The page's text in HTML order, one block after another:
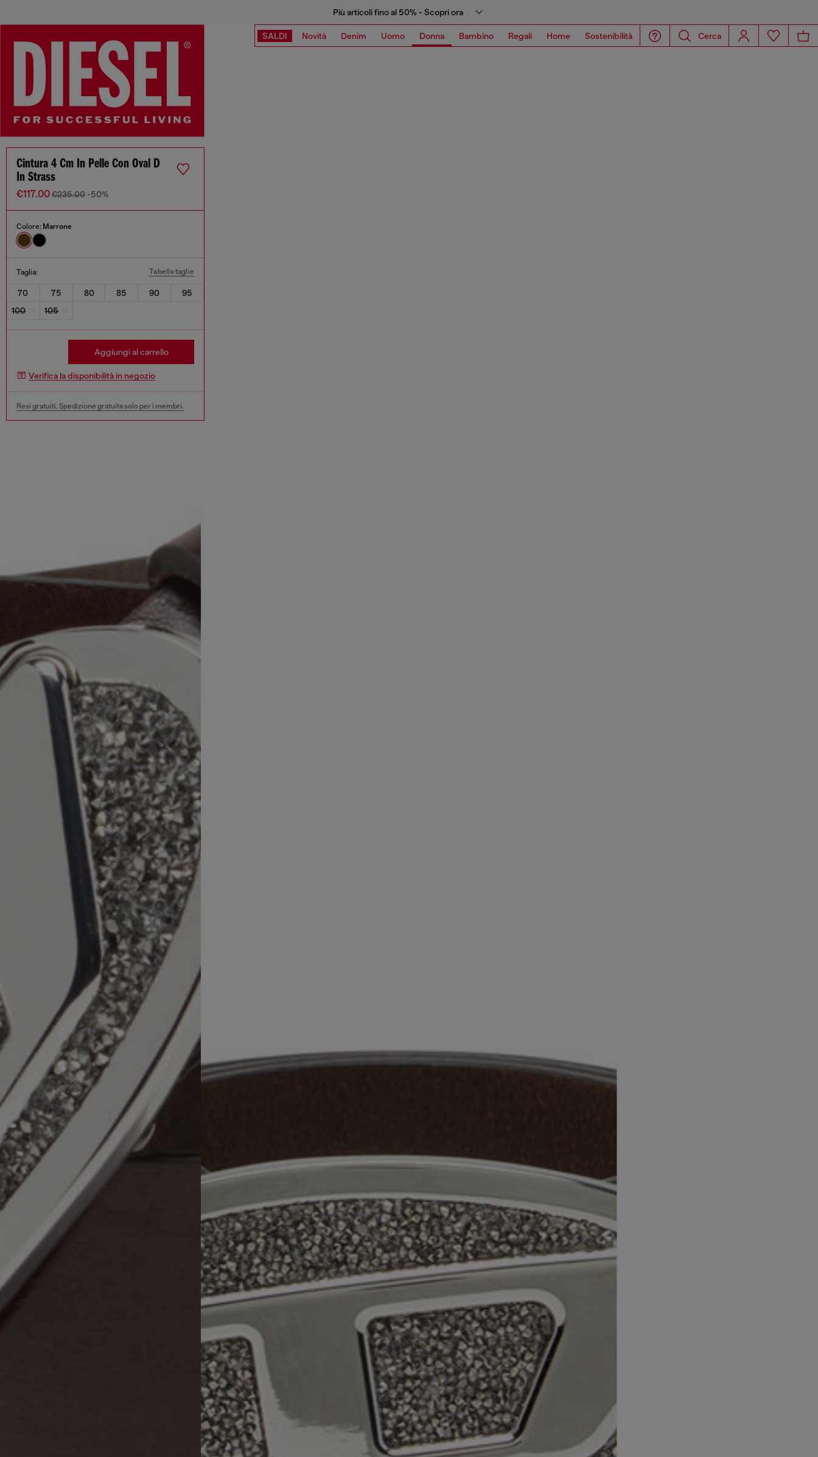
Più articoli fino al 50% - Scopri ora
SALDI Novità Denim Uomo Donna Bambino Regali Home Sostenibilità Cerca
Cintura 4 Cm In Pelle Con Oval D
In Strass
€117.00€235.00 -50%
Colore: Marrone
Taglia: Tabella taglie
70 75 80 85 90
95
100
105
Aggiungi al carrello
Verifica la disponibilità in negozio
Resi gratuiti. Spedizione gratuita solo per i membri.